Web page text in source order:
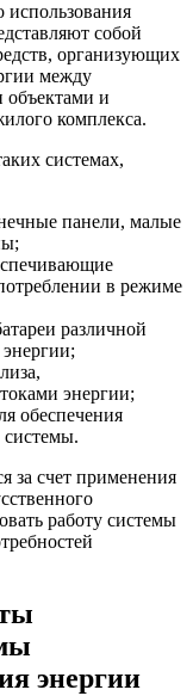
использования
собой
организующих
между
и
комплекса.
системах,
панели, малые
в режиме
различной
энергии;
обеспечения
системы.
за счет применения
работу системы
энергии